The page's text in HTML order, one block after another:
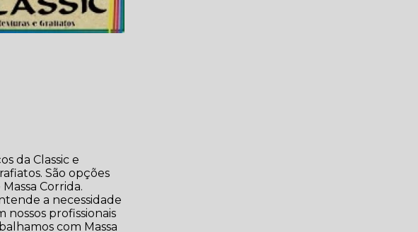
da Classic e
São opções
Corrida.
a necessidade
profissionais
com Massa